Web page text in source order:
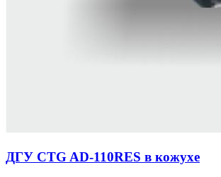
ДГУ CTG AD-110RES в кожухе